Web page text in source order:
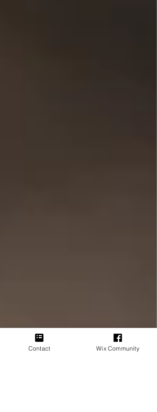
Contact Wix Community